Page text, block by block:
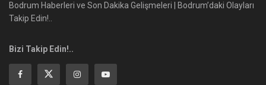
Bodrum Haberleri ve Son Dakika Gelişmeleri | Bodrum’daki Olayları
Takip Edin!..
Bizi Takip Edin!..